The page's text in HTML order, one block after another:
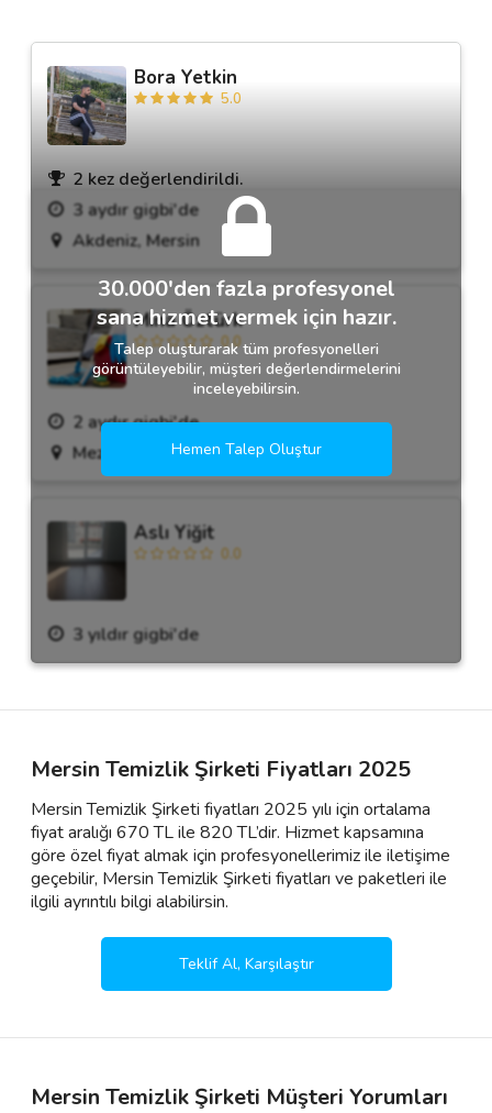
Bora Yetkin
5.0
2 kez değerlendirildi.
3 aydır gigbi'de
Akdeniz, Mersin
Mina Öztürk
0.0
2 aydır gigbi'de
Mezitli, Mersin
Aslı Yiğit
0.0
3 yıldır gigbi'de
30.000'den fazla profesyonel
sana hizmet vermek için hazır.
Talep oluşturarak tüm profesyonelleri
görüntüleyebilir, müşteri değerlendirmelerini
inceleyebilirsin.
Hemen Talep Oluştur
Mersin Temizlik Şirketi Fiyatları 2025
Mersin Temizlik Şirketi fiyatları 2025 yılı için ortalama
fiyat aralığı 670 TL ile 820 TL’dir. Hizmet kapsamına
göre özel fiyat almak için profesyonellerimiz ile iletişime
geçebilir, Mersin Temizlik Şirketi fiyatları ve paketleri ile
ilgili ayrıntılı bilgi alabilirsin.
Teklif Al, Karşılaştır
Mersin Temizlik Şirketi Müşteri Yorumları